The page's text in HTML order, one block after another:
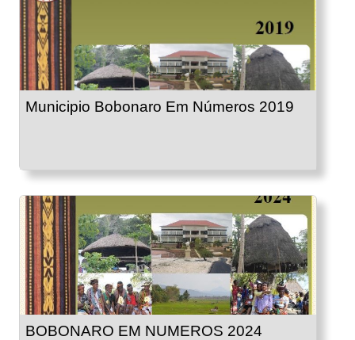
Municipio Bobonaro Em Números 2019
BOBONARO EM NUMEROS 2024